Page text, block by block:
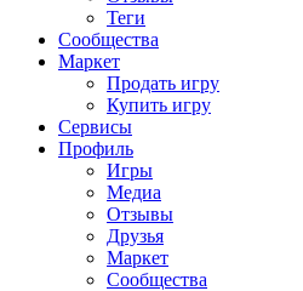
Теги
Сообщества
Маркет
Продать игру
Купить игру
Сервисы
Профиль
Игры
Медиа
Отзывы
Друзья
Маркет
Сообщества